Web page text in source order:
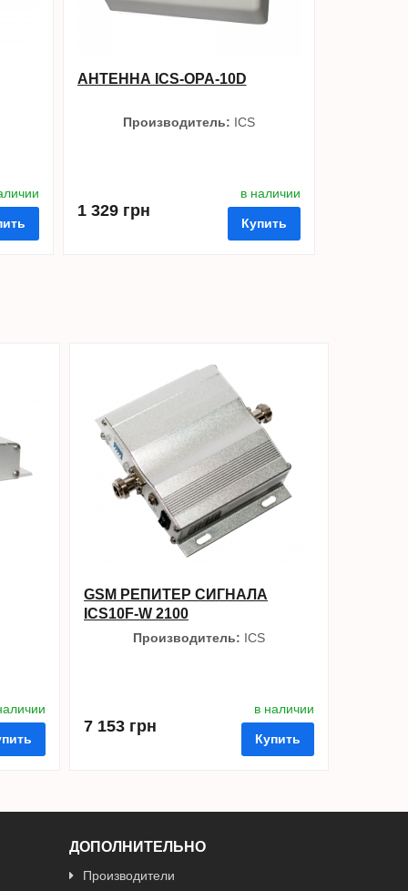
АНТЕННА ICS-OPA-10D
Производитель: ICS
1 329 грн
в наличии
Купить
GSM РЕПИТЕР СИГНАЛА
ICS10F-W 2100
Производитель: ICS
7 153 грн
в наличии
Купить
в избранные
ДОПОЛНИТЕЛЬНО
Производители